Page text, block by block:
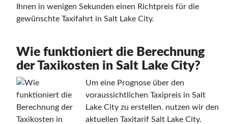
Ihnen in wenigen Sekunden einen Richtpreis für die
gewünschte Taxifahrt in Salt Lake City.
Wie funktioniert die Berechnung
der Taxikosten in Salt Lake City?
Um eine Prognose über den
voraussichtlichen Taxipreis in Salt
Lake City zu erstellen. nutzen wir den
aktuellen Taxitarif Salt Lake City.